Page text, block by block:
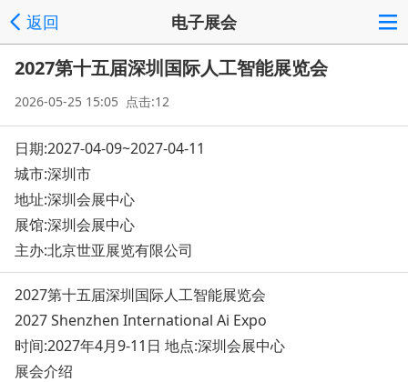
返回 电子展会
2027第十五届深圳国际人工智能展览会
2026-05-25 15:05 点击:12
日期:2027-04-09~2027-04-11
城市:深圳市
地址:深圳会展中心
展馆:深圳会展中心
主办:北京世亚展览有限公司
2027第十五届深圳国际人工智能展览会
2027 Shenzhen International Ai Expo
时间:2027年4月9-11日 地点:深圳会展中心
展会介绍